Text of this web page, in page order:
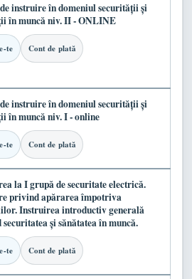
instruire în domeniul securității și
în muncă niv. II - ONLINE
te Cont de plată
instruire în domeniul securității și
în muncă niv. I - online
te Cont de plată
la I grupă de securitate electrică.
privind apărarea împotriva
Instruirea introductiv generală
și sănătatea în muncă.
te Cont de plată